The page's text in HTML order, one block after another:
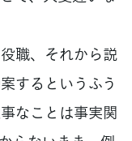
職、それから説
するというふう
なことは事実関